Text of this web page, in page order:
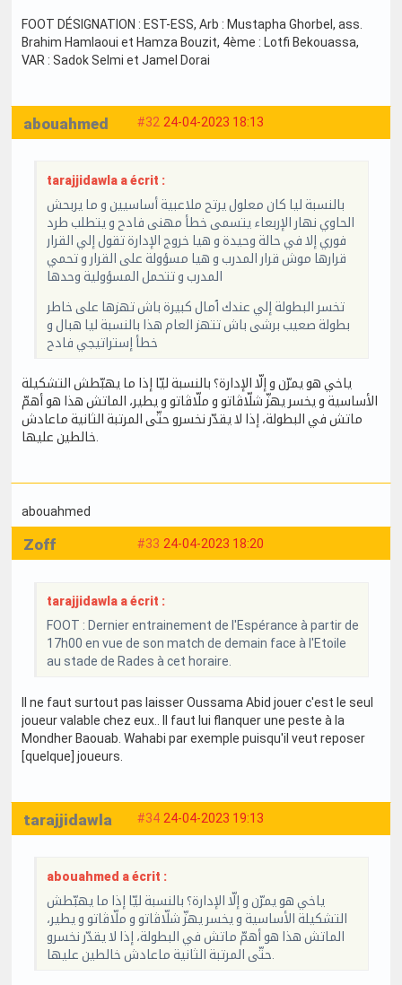
FOOT DÉSIGNATION : EST-ESS, Arb : Mustapha Ghorbel, ass.
Brahim Hamlaoui et Hamza Bouzit, 4ème : Lotfi Bekouassa,
VAR : Sadok Selmi et Jamel Dorai
#32 24-04-2023 18:13
abouahmed
tarajjidawla a écrit :
بالنسبة ليا كان معلول يرتح ملاعبية أساسيين و ما يربحش
الحاوي نهار الإربعاء يتسمى خطأ مهنى فادح و يتطلب طرد
فوري إلا في حالة وحيدة و هيا خروج الإدارة تقول إلي القرار
قرارها موش قرار المدرب و هيا مسؤولة على القرار و تحمي
المدرب و تتحمل المسؤولية وحدها
تخسر البطولة إلي عندك ٱمال كبيرة باش تهزها على خاطر
بطولة صعيب برشى باش تتهز العام هذا بالنسبة ليا هبال و
خطأ إستراتيجي فادح
ياخي هو يمرّن و إلّا الإدارة؟ بالنسبة ليّا إذا ما يهبّطش التشكيلة
الأساسية و يخسر يهزّ شلّاڤاتو و ملّاڤاتو و يطير، الماتش هذا هو أهمّ
ماتش في البطولة، إذا لا يقدّر نخسرو حتّى المرتبة الثانية ماعادش
abouahmed
#33 24-04-2023 18:20
Zoff
tarajjidawla a écrit :
FOOT : Dernier entrainement de l'Espérance à partir de
17h00 en vue de son match de demain face à l'Etoile
au stade de Rades à cet horaire.
Il ne faut surtout pas laisser Oussama Abid jouer c'est le seul
joueur valable chez eux.. Il faut lui flanquer une peste à la
Mondher Baouab. Wahabi par exemple puisqu'il veut reposer
[quelque] joueurs.
#34 24-04-2023 19:13
tarajjidawla
abouahmed a écrit :
ياخي هو يمرّن و إلّا الإدارة؟ بالنسبة ليّا إذا ما يهبّطش
التشكيلة الأساسية و يخسر يهزّ شلّاڤاتو و ملّاڤاتو و يطير،
الماتش هذا هو أهمّ ماتش في البطولة، إذا لا يقدّر نخسرو